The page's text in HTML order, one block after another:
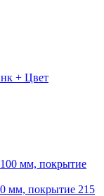
+ Цвет
мм, покрытие 215